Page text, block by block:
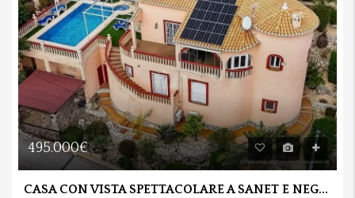
495.000€
CASA CON VISTA SPETTACOLARE A SANET E NEGRALS (ALICANTE)